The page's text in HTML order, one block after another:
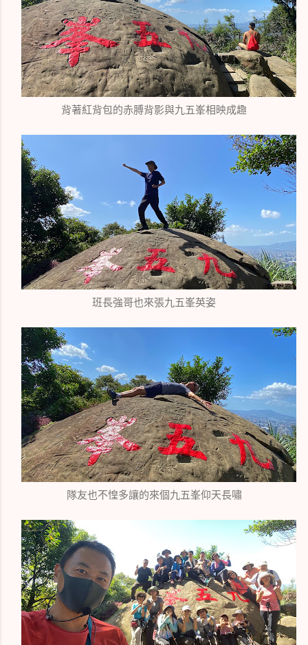
背著紅背包的赤膊背影與九五峯相映成趣
班長強哥也來張九五峯英姿
隊友也不惶多讓的來個九五峯仰天長嘯